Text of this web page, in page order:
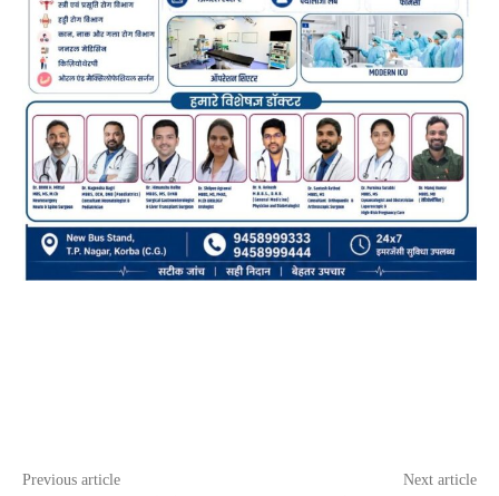
Previous article Next article